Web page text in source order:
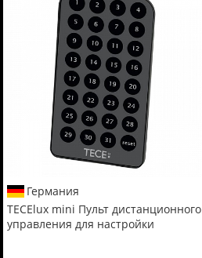
Германия
TECElux mini Пульт дистанционного
управления для настройки